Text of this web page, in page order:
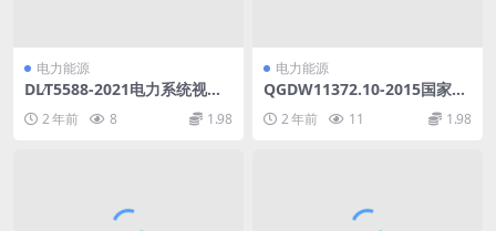
电力能源
DL∕T5588-2021电力系统视频
pdf2 年前 8 1.98
电力能源
QGDW11372.10-2015国家电
规范第10部分：换流站运维(5
2 年前 11 1.98